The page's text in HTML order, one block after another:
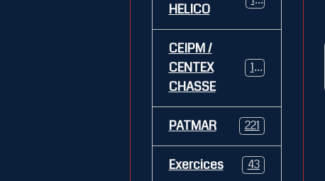
HELICO
CEIPM /
CENTEX
CHASSE
108
PATMAR 221
Exercices 43